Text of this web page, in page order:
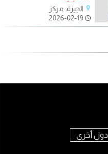
الجيزة، مركز
2026-02-19
دول أخرى